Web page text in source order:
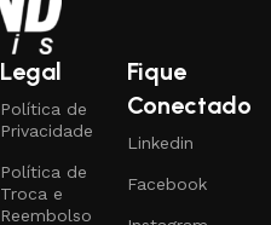
Legal
Política de
Privacidade
Política de
Troca e
Reembolso
Fique
Conectado
Linkedin
Facebook